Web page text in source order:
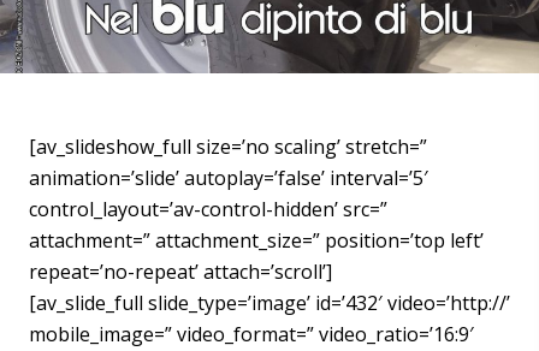
[av_slideshow_full size=’no scaling’ stretch=”
animation=’slide’ autoplay=’false’ interval=’5′
control_layout=’av-control-hidden’ src=”
attachment=” attachment_size=” position=’top left’
repeat=’no-repeat’ attach=’scroll’]
[av_slide_full slide_type=’image’ id=’432′ video=’http://’
mobile_image=” video_format=” video_ratio=’16:9′